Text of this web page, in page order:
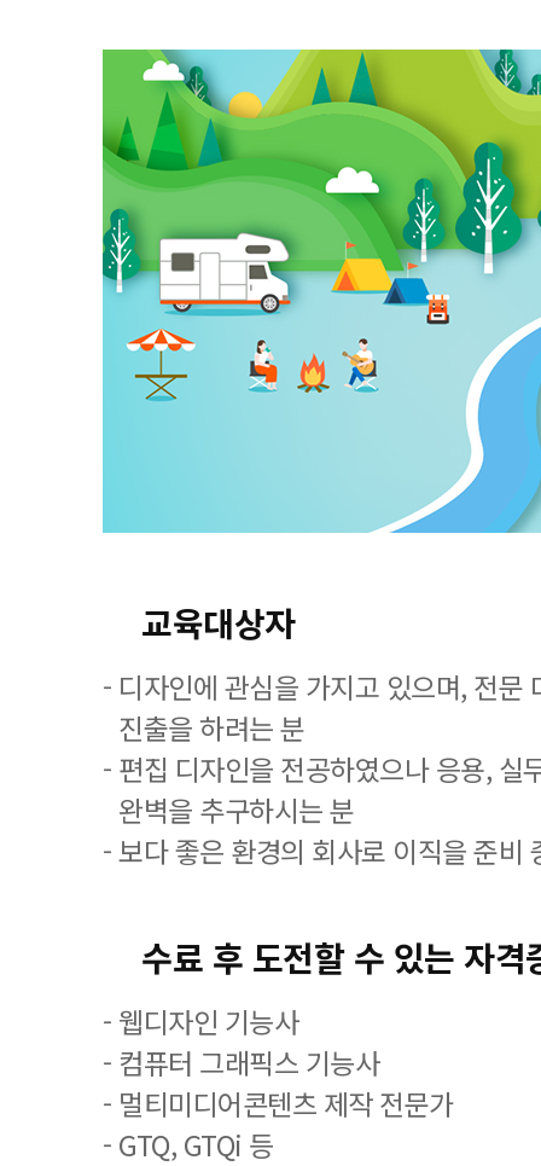
교육대상자
- 디자인에 관심을 가지고 있으며, 전문
진출을 하려는 분
- 편집 디자인을 전공하였으나 응용, 실
완벽을 추구하시는 분
- 보다 좋은 환경의 회사로 이직을 준비
수료 후 도전할 수 있는 자격
- 웹디자인 기능사
- 컴퓨터 그래픽스 기능사
- 멀티미디어콘텐츠 제작 전문가
- GTQ, GTQi 등